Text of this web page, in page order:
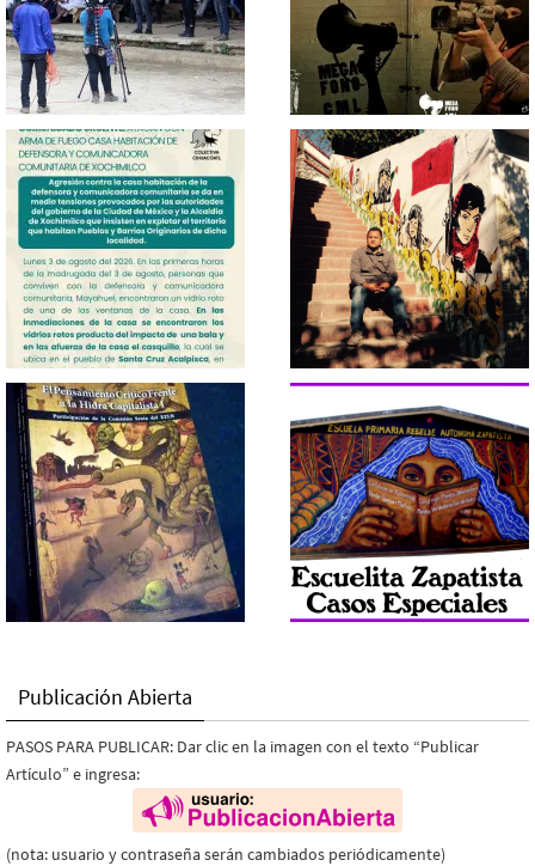
Publicación Abierta
PASOS PARA PUBLICAR: Dar clic en la imagen con el texto “Publicar
Artículo” e ingresa:
(nota: usuario y contraseña serán cambiados periódicamente)